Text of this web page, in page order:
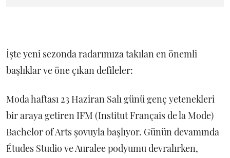
İşte yeni sezonda radarımıza takılan en önemli
başlıklar ve öne çıkan defileler:
Moda haftası 23 Haziran Salı günü genç yetenekleri
bir araya getiren IFM (Institut Français de la Mode)
Bachelor of Arts şovuyla başlıyor. Günün devamında
Études Studio ve Auralee podyumu devralırken,